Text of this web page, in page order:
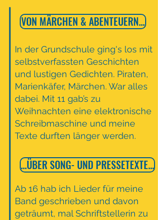
VON MÄRCHEN & ABENTEUERN...
In der Grundschule ging's los mit
selbstverfassten Geschichten
und lustigen Gedichten. Piraten,
Marienkäfer, Märchen. War alles
dabei. Mit 11 gab’s zu
Weihnachten eine elektronische
Schreibmaschine und meine
Texte durften länger werden.
...ÜBER SONG- UND PRESSETEXTE...
Ab 16 hab ich Lieder für meine
Band geschrieben und davon
geträumt, mal Schriftstellerin zu